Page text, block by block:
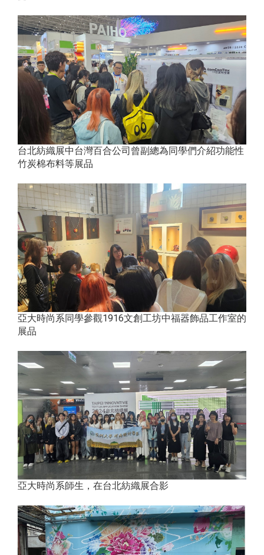
台北紡織展中台灣百合公司曾副總為同學們介紹功能性
竹炭棉布料等展品
亞大時尚系同學參觀1916文創工坊中福器飾品工作室的
展品
亞大時尚系師生，在台北紡織展合影